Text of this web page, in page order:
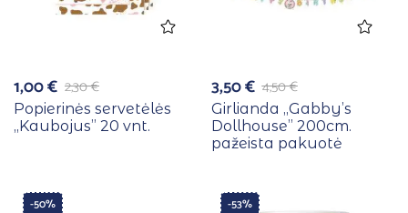
2,30€
1,00€
Popierinės servetėlės
,,Kaubojus” 20 vnt.
4,50€
3,50€
Girlianda ,,Gabby’s
Dollhouse” 200cm.
pažeista pakuotė
-50% -53%